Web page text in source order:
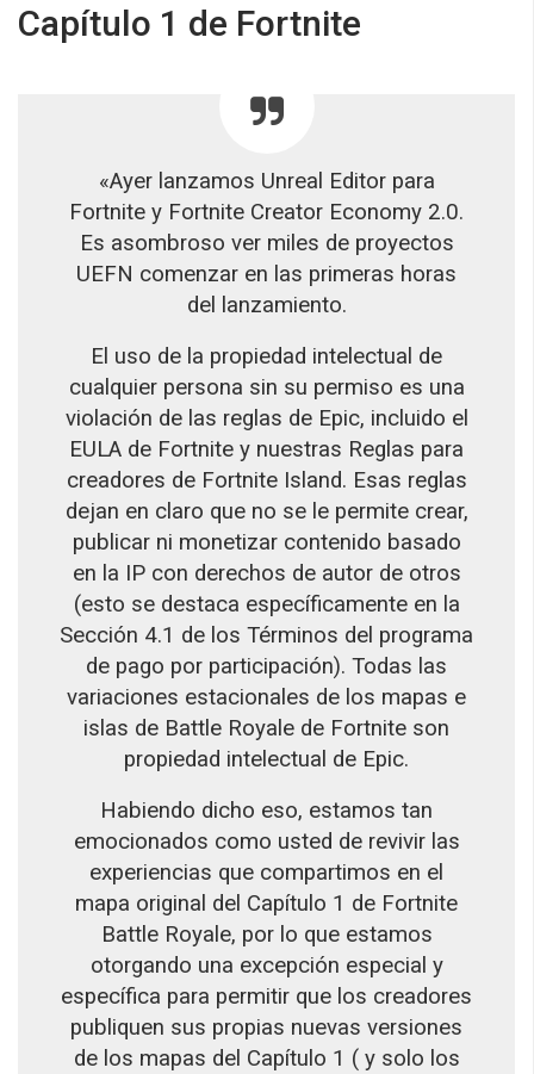
Capítulo 1 de Fortnite
«Ayer lanzamos Unreal Editor para
Fortnite y Fortnite Creator Economy 2.0.
Es asombroso ver miles de proyectos
UEFN comenzar en las primeras horas
del lanzamiento.
El uso de la propiedad intelectual de
cualquier persona sin su permiso es una
violación de las reglas de Epic, incluido el
EULA de Fortnite y nuestras Reglas para
creadores de Fortnite Island. Esas reglas
dejan en claro que no se le permite crear,
publicar ni monetizar contenido basado
en la IP con derechos de autor de otros
(esto se destaca específicamente en la
Sección 4.1 de los Términos del programa
de pago por participación). Todas las
variaciones estacionales de los mapas e
islas de Battle Royale de Fortnite son
propiedad intelectual de Epic.
Habiendo dicho eso, estamos tan
emocionados como usted de revivir las
experiencias que compartimos en el
mapa original del Capítulo 1 de Fortnite
Battle Royale, por lo que estamos
otorgando una excepción especial y
específica para permitir que los creadores
publiquen sus propias nuevas versiones
de los mapas del Capítulo 1 ( y solo los